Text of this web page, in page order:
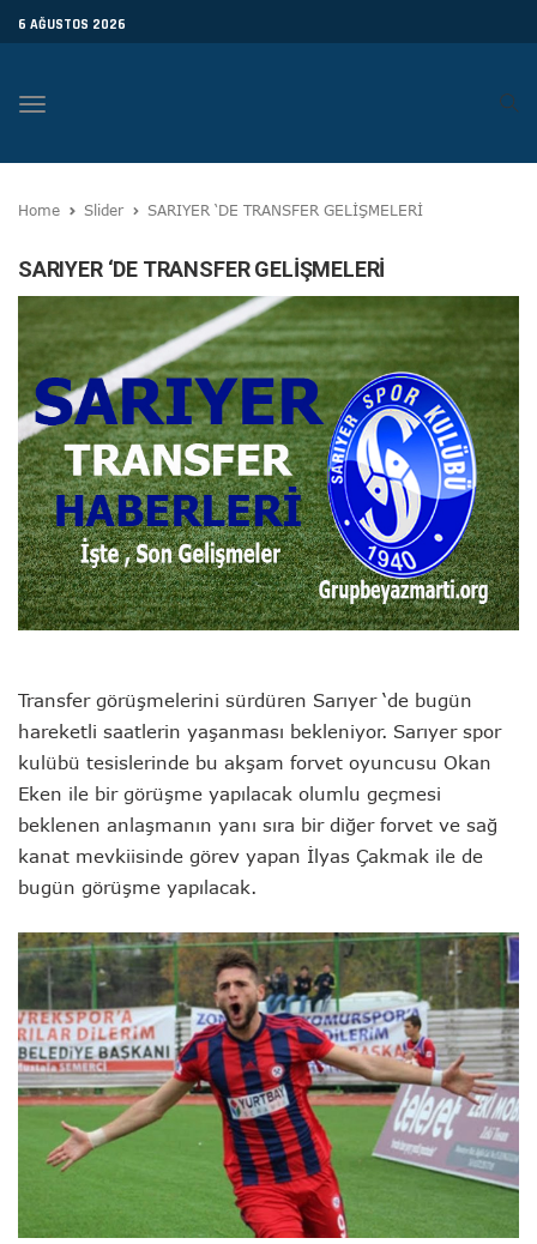
6 AĞUSTOS 2026
Toggle
Home Slider SARIYER ‘DE TRANSFER GELİŞMELERİ
SARIYER ‘DE TRANSFER GELİŞMELERİ
Transfer görüşmelerini sürdüren Sarıyer ‘de bugün
hareketli saatlerin yaşanması bekleniyor. Sarıyer spor
kulübü tesislerinde bu akşam forvet oyuncusu Okan
Eken ile bir görüşme yapılacak olumlu geçmesi
beklenen anlaşmanın yanı sıra bir diğer forvet ve sağ
kanat mevkiisinde görev yapan İlyas Çakmak ile de
bugün görüşme yapılacak.